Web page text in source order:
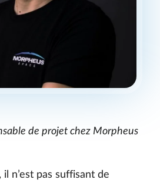
de projet chez Morpheus
n’est pas suffisant de